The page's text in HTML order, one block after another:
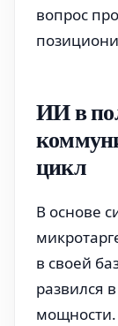
вопрос
ИИ в
цикл
В основе
в своей
развился
мощности.